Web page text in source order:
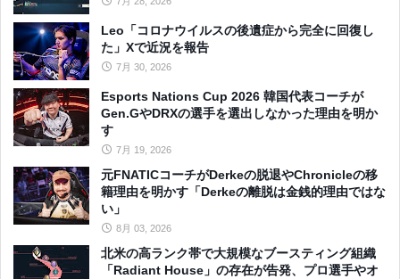
Leo「コロナウイルスの後遺症から完全に回復し
た」Xで近況を報告
7月 30, 2026
Esports Nations Cup 2026 韓国代表コーチが
Gen.GやDRXの選手を選出しなかった理由を明か
す
7月 19, 2026
元FNATICコーチがDerkeの脱退やChronicleの移
籍理由を明かす「Derkeの離脱は金銭的理由ではな
い」
8月 03, 2026
北米の高ランク帯で大規模なブースティング組織
「Radiant House」の存在が告発、プロ選手やオ